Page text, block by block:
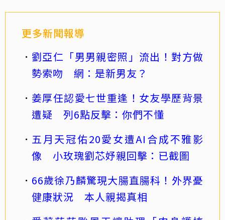
更多新聞報導
劉亞仁「男男親密照」流出！對方做
勢索吻 網：是新男友？
姜厚任認愛七世重逢！女友學歷背景
遭疑 列6點反擊：你們不懂
五月天冠佑20愛女遭AI合成不雅影
像 小玫瑰劉芯妤親回擊：已截圖
66歲徐乃麟驚現大腸直腸科！外界憂
健康狀況 本人親揭真相